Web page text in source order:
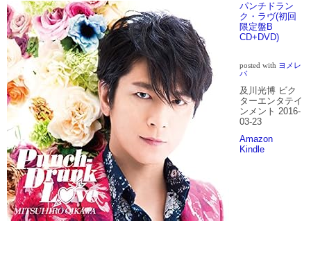
パンチドラン
ク・ラヴ(初回
限定盤B
CD+DVD)
posted with ヨメレ
バ
及川光博 ビク
ターエンタテイ
ンメント 2016-
03-23
Amazon
Kindle